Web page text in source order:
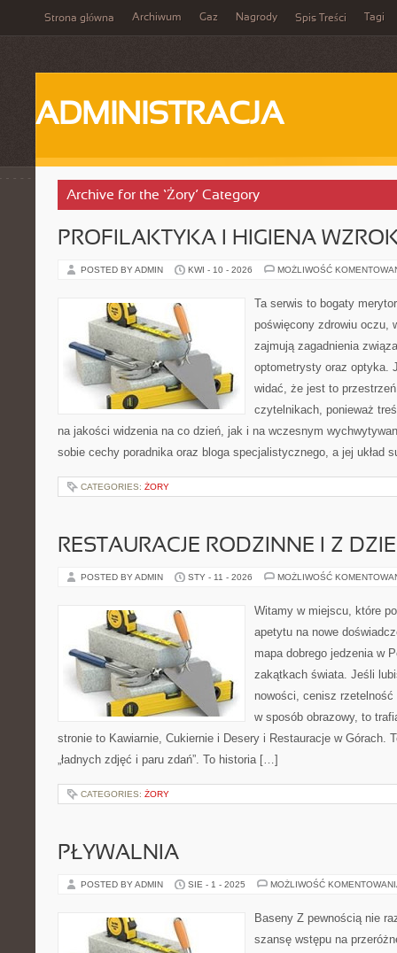
Strona główna Archiwum Gaz Nagrody Spis Treści Tagi
ADMINISTRACJA
Archive for the ‘Żory’ Category
PROFILAKTYKA I HIGIENA
POSTED BY ADMIN KWI - 10 - 2026 MOŻLIWOŚĆ
Ta serwis to bogaty
poświęcony zdrowiu oczu,
zajmują zagadnienia
optometrysty oraz optyka.
widać, że jest to
czytelnikach, ponieważ
na jakości widzenia na co dzień, jak i na wczesnym
sobie cechy poradnika oraz bloga specjalistycznego, a jej układ
CATEGORIES: ŻORY
RESTAURACJE RODZINNE I Z
POSTED BY ADMIN STY - 11 - 2026 MOŻLIWOŚĆ
Witamy w miejscu, które
apetytu na nowe
mapa dobrego jedzenia w
zakątkach świata. Jeśli
nowości, cenisz
w sposób obrazowy, to
stronie to Kawiarnie, Cukiernie i Desery i Restauracje w Górach.
„ładnych zdjęć i paru zdań”. To historia […]
CATEGORIES: ŻORY
PŁYWALNIA
POSTED BY ADMIN SIE - 1 - 2025 MOŻLIWOŚĆ
Baseny Z pewnością nie
szansę wstępu na